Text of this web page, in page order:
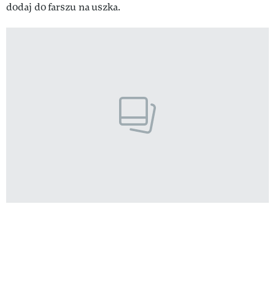
dodaj do farszu na uszka.